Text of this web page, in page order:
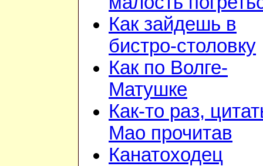
Как зайдешь в
бистро-столовку
Как по Волге-
Матушке
Как-то раз,
Мао прочитав
Канатоходец